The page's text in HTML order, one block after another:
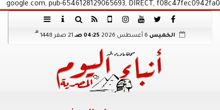
google.com, pub-6546128129065693, DIRECT, f08c47fec0942fa0
الخميس 04:25 صـ 21 صفر 1448
هـ